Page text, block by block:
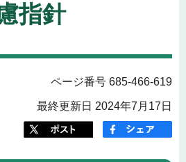
指針
ページ番号 685-466-619
最終更新日 2024年7月17日